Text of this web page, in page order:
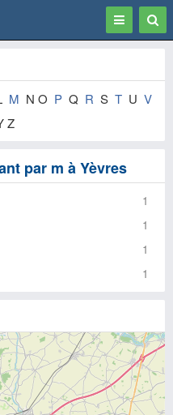
Toggle
M N O P Q R S T U V
Z
par m à Yèvres
1
1
1
1